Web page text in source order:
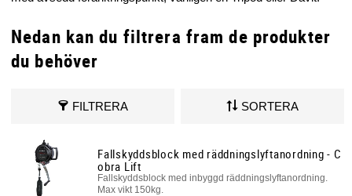
Nedan kan du filtrera fram de produkter
du behöver
FILTRERA SORTERA
Fallskyddsblock med räddningslyftanordning - C
obra Lift
Fallskyddsblock med inbyggd räddningslyftanordning.
Max vikt 150kg.